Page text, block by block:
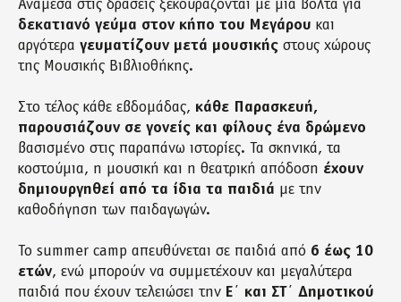
Ανάμεσα στις δράσεις ξεκουράζονται με μια βόλτα για
δεκατιανό γεύμα στον κήπο του Μεγάρου και
αργότερα γευματίζουν μετά μουσικής στους χώρους
της Μουσικής Βιβλιοθήκης.
Στο τέλος κάθε εβδομάδας, κάθε Παρασκευή,
παρουσιάζουν σε γονείς και φίλους ένα δρώμενο
βασισμένο στις παραπάνω ιστορίες. Τα σκηνικά, τα
κοστούμια, η μουσική και η θεατρική απόδοση έχουν
δημιουργηθεί από τα ίδια τα παιδιά με την
καθοδήγηση των παιδαγωγών.
Το summer camp απευθύνεται σε παιδιά από 6 έως 10
ετών, ενώ μπορούν να συμμετέχουν και μεγαλύτερα
παιδιά που έχουν τελειώσει την Ε΄ και ΣΤ΄ Δημοτικού